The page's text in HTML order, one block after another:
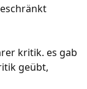
kritik. es gab
geübt,